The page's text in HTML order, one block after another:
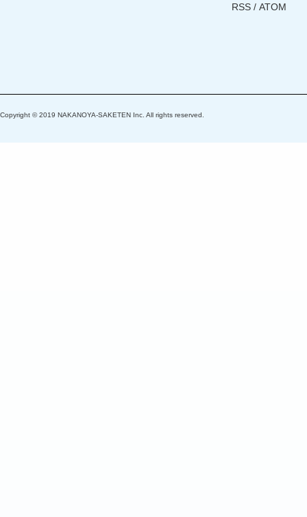
RSS / ATOM
Copyright © 2019 NAKANOYA-SAKETEN Inc. All rights reserved.